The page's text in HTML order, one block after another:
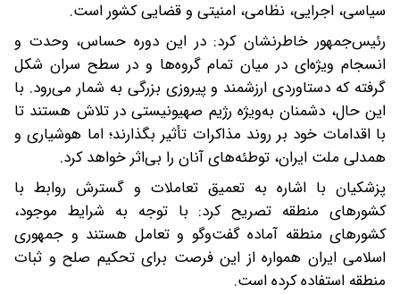
سیاسی، اجرایی، نظامی، امنیتی و قضایی کشور است.
رئیس‌جمهور خاطرنشان کرد: در این دوره حساس، وحدت و
انسجام ویژه‌ای در میان تمام گروه‌ها و در سطح سران شکل
گرفته که دستاوردی ارزشمند و پیروزی‌ بزرگی به شمار می‌رود. با
این حال، دشمنان به‌ویژه رژیم صهیونیستی در تلاش هستند تا
با اقدامات خود بر روند مذاکرات تأثیر بگذارند؛ اما هوشیاری و
همدلی ملت ایران، توطئه‌های آنان را بی‌اثر خواهد کرد.
پزشکیان با اشاره به تعمیق تعاملات و گسترش روابط با
کشورهای منطقه تصریح کرد: با توجه به شرایط موجود،
کشورهای منطقه آماده گفت‌وگو و تعامل هستند و جمهوری
اسلامی ایران همواره از این فرصت برای تحکیم صلح و ثبات
منطقه استفاده کرده است.